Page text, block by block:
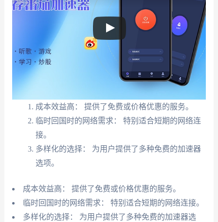
成本效益高： 提供了免费或价格优惠的服务。
临时回国时的网络需求： 特别适合短期的网络连
接。
多样化的选择： 为用户提供了多种免费的加速器
选项。
成本效益高： 提供了免费或价格优惠的服务。
临时回国时的网络需求： 特别适合短期的网络连接。
多样化的选择： 为用户提供了多种免费的加速器选